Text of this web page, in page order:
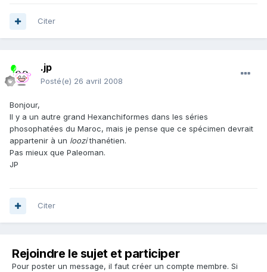
Citer
.jp
Posté(e) 26 avril 2008
Bonjour,
Il y a un autre grand Hexanchiformes dans les séries
phosophatées du Maroc, mais je pense que ce spécimen devrait
appartenir à un loozithanétien.
Pas mieux que Paleoman.
JP
Citer
Rejoindre le sujet et participer
Pour poster un message, il faut créer un compte membre. Si